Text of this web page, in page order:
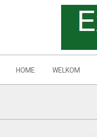
Menu
HOME WELKOM